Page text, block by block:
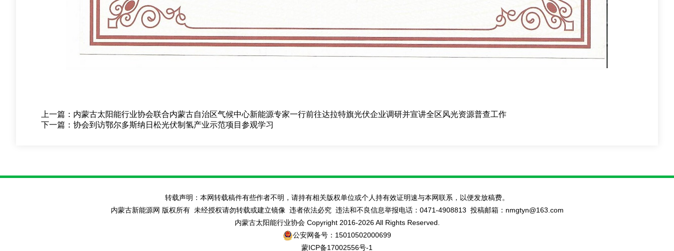
上一篇： 内蒙古太阳能行业协会联合内蒙古自治区气候中心新能源专家一行前往达拉特旗光伏企业调研并宣讲全区风光资源普查工作
下一篇： 协会到访鄂尔多斯纳日松光伏制氢产业示范项目参观学习
转载声明：本网转载稿件有些作者不明，请持有相关版权单位或个人持有效证明速与本网联系，以便发放稿费。
内蒙古新能源网 版权所有 未经授权请勿转载或建立镜像 违者依法必究 违法和不良信息举报电话：0471-4908813 投稿邮箱：nmgtyn@163.com
内蒙古太阳能行业协会 Copyright 2016-2026 All Rights Reserved.
公安网备号：15010502000699
蒙ICP备17002556号-1